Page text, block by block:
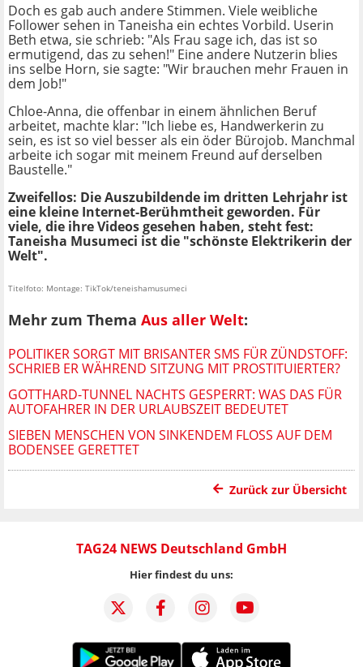
Doch es gab auch andere Stimmen. Viele weibliche
Follower sehen in Taneisha ein echtes Vorbild. Userin
Beth etwa, sie schrieb: "Als Frau sage ich, das ist so
ermutigend, das zu sehen!" Eine andere Nutzerin blies
ins selbe Horn, sie sagte: "Wir brauchen mehr Frauen in
dem Job!"
Chloe-Anna, die offenbar in einem ähnlichen Beruf
arbeitet, machte klar: "Ich liebe es, Handwerkerin zu
sein, es ist so viel besser als ein öder Bürojob. Manchmal
arbeite ich sogar mit meinem Freund auf derselben
Baustelle."
Zweifellos: Die Auszubildende im dritten Lehrjahr ist
eine kleine Internet-Berühmtheit geworden. Für
viele, die ihre Videos gesehen haben, steht fest:
Taneisha Musumeci ist die "schönste Elektrikerin der
Welt".
Titelfoto: Montage: TikTok/teneishamusumeci
Mehr zum Thema Aus aller Welt:
POLITIKER SORGT MIT BRISANTER SMS FÜR ZÜNDSTOFF:
SCHRIEB ER WÄHREND SITZUNG MIT PROSTITUIERTER?
GOTTHARD-TUNNEL NACHTS GESPERRT: WAS DAS FÜR
AUTOFAHRER IN DER URLAUBSZEIT BEDEUTET
SIEBEN MENSCHEN VON SINKENDEM FLOSS AUF DEM B
ODENSEE GERETTET
Zurück zur Übersicht
TAG24 NEWS Deutschland GmbH
Hier findest du uns: